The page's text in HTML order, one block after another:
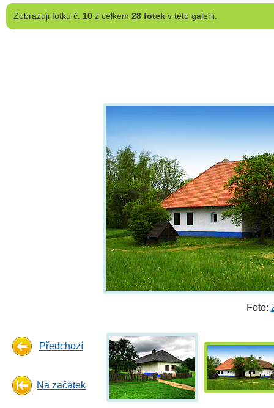
Zobrazujifotku č. 10z celkem 28 fotekv této galerii.
Foto:
Předchozí
Na začátek